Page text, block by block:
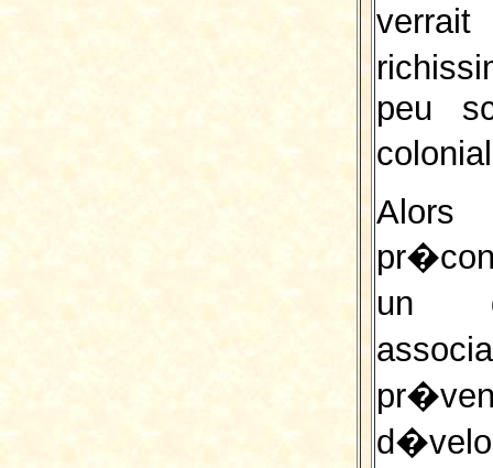
peu
Alors
un